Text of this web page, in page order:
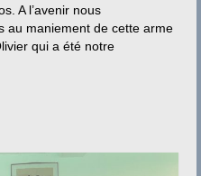
A l’avenir nous
au maniement de cette arme
qui a été notre